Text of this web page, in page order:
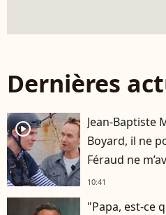
Dernières
player2
Jean-Baptiste
Boyard, il ne
Féraud ne
10:41
"Papa, est-ce